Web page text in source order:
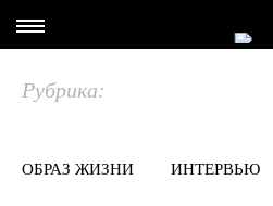
Рубрика:
ОБРАЗ ЖИЗНИ ИНТЕРВЬЮ